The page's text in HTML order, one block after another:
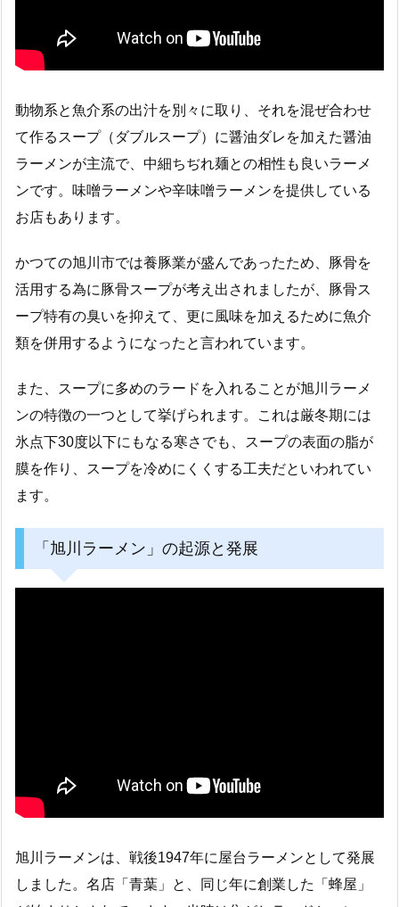
動物系と魚介系の出汁を別々に取り、それを混ぜ合わせ
て作るスープ（ダブルスープ）に醤油ダレを加えた醤油
ラーメンが主流で、中細ちぢれ麺との相性も良いラーメ
ンです。味噌ラーメンや辛味噌ラーメンを提供している
お店もあります。
かつての旭川市では養豚業が盛んであったため、豚骨を
活用する為に豚骨スープが考え出されましたが、豚骨ス
ープ特有の臭いを抑えて、更に風味を加えるために魚介
類を併用するようになったと言われています。
また、スープに多めのラードを入れることが旭川ラーメ
ンの特徴の一つとして挙げられます。これは厳冬期には
氷点下30度以下にもなる寒さでも、スープの表面の脂が
膜を作り、スープを冷めにくくする工夫だといわれてい
ます。
「旭川ラーメン」の起源と発展
旭川ラーメンは、戦後1947年に屋台ラーメンとして発展
しました。名店「青葉」と、同じ年に創業した「蜂屋」